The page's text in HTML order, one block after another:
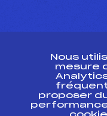
Ressources
Pass’Neige
Nous
mesure
proposer